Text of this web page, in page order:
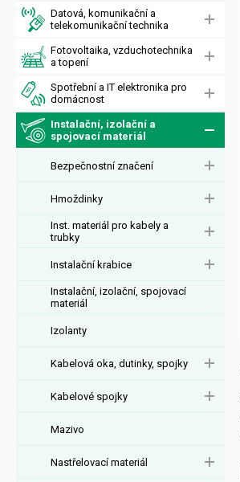
Datová, komunikační a
telekomunikační technika
Fotovoltaika, vzduchotechnika
a topení
Spotřební a IT elektronika pro
domácnost
Instalační, izolační a
spojovací materiál
Bezpečnostní značení
Hmoždinky
Inst. materiál pro kabely a
trubky
Instalační krabice
Instalační, izolační, spojovací
materiál
Izolanty
Kabelová oka, dutinky, spojky
Kabelové spojky
Mazivo
Nastřelovací materiál